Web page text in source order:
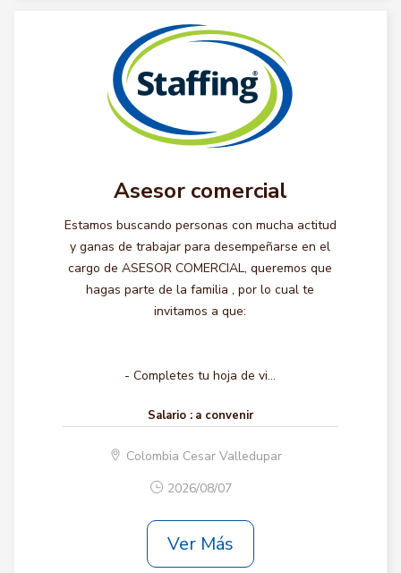
Asesor comercial
Estamos buscando personas con mucha actitud
y ganas de trabajar para desempeñarse en el
cargo de ASESOR COMERCIAL, queremos que
hagas parte de la familia , por lo cual te
invitamos a que:
- Completes tu hoja de vi...
Salario : a convenir
Colombia Cesar Valledupar
2026/08/07
Ver Más